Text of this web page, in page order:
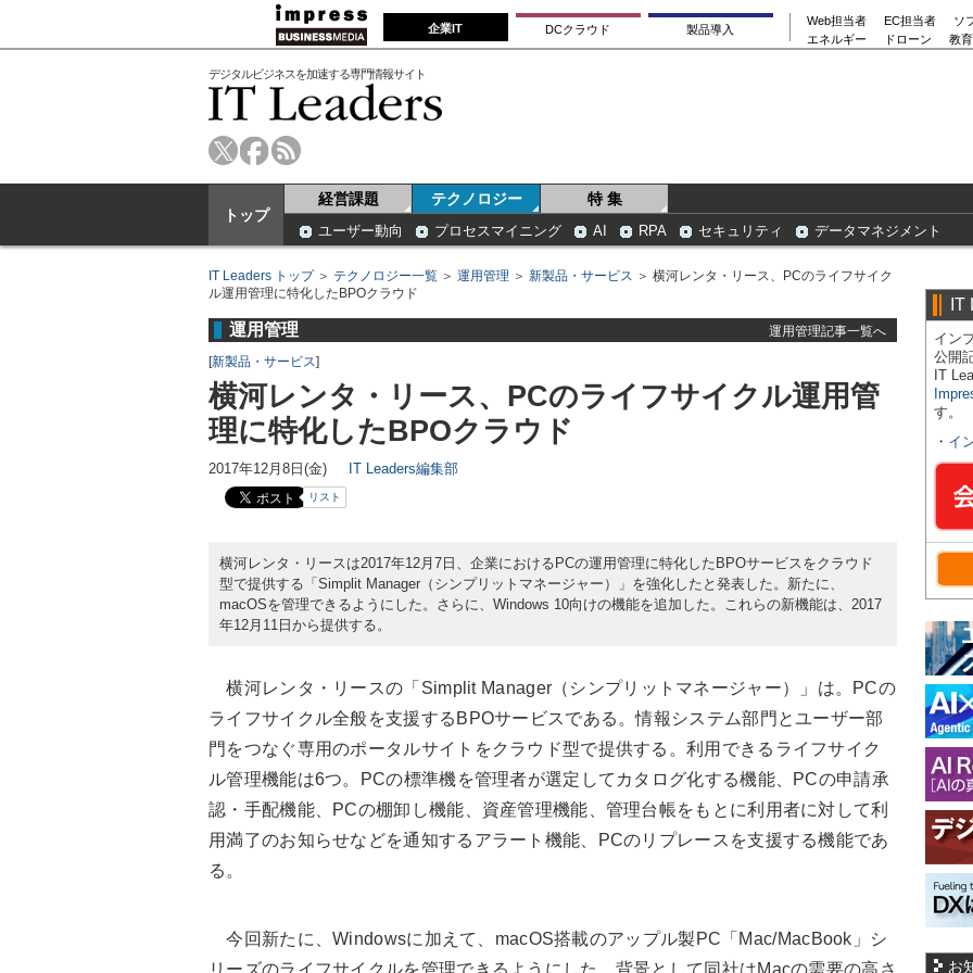
企業IT DCクラウド 製品導入
Web担当者 EC担当者
ソ
エネルギー
ドローン 教
デジタルビジネスを加速する専門情報サイト
トップ
経営課題 テクノロジー 特 集
ユーザー動向 プロセスマイニング AI RPA セキュリティ データマネジメント
IT Leaders トップ＞ テクノロジー一覧 ＞ 運用管理 ＞ 新製品・サービス ＞ 横河レンタ・リース、PCのライフサイク
ル運用管理に特化したBPOクラウド
運用管理
運用管理記事一覧へ
[新製品・サービス]
横河レンタ・リース、PCのライフサイクル運用管
理に特化したBPOクラウド
2017年12月8日(金) IT Leaders編集部
リスト
横河レンタ・リースは2017年12月7日、企業におけるPCの運用管理に特化したBPOサービスをクラウド
型で提供する「Simplit Manager（シンプリットマネージャー）」を強化したと発表した。新たに、
macOSを管理できるようにした。さらに、Windows 10向けの機能を追加した。これらの新機能は、2017
年12月11日から提供する。
横河レンタ・リースの「Simplit Manager（シンプリットマネージャー）」は。PCの
ライフサイクル全般を支援するBPOサービスである。情報システム部門とユーザー部
門をつなぐ専用のポータルサイトをクラウド型で提供する。利用できるライフサイク
ル管理機能は6つ。PCの標準機を管理者が選定してカタログ化する機能、PCの申請承
認・手配機能、PCの棚卸し機能、資産管理機能、管理台帳をもとに利用者に対して利
用満了のお知らせなどを通知するアラート機能、PCのリプレースを支援する機能であ
る。
今回新たに、Windowsに加えて、macOS搭載のアップル製PC「Mac/MacBook」シ
IT
イン
公開
IT
す。
・ イ
お